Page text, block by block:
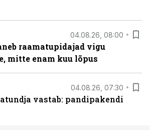
04.08.26, 08:00
raamatupidajad vigu
mitte enam kuu lõpus
04.08.26, 07:30
vastab: pandipakendi